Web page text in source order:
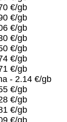
€/gb
€/gb
€/gb
€/gb
€/gb
€/gb
€/gb
- 2.14 €/gb
€/gb
€/gb
€/gb
€/gb